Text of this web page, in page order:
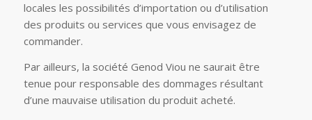
locales les possibilités d’importation ou d’utilisation
des produits ou services que vous envisagez de
commander.
Par ailleurs, la société Genod Viou ne saurait être
tenue pour responsable des dommages résultant
d’une mauvaise utilisation du produit acheté.